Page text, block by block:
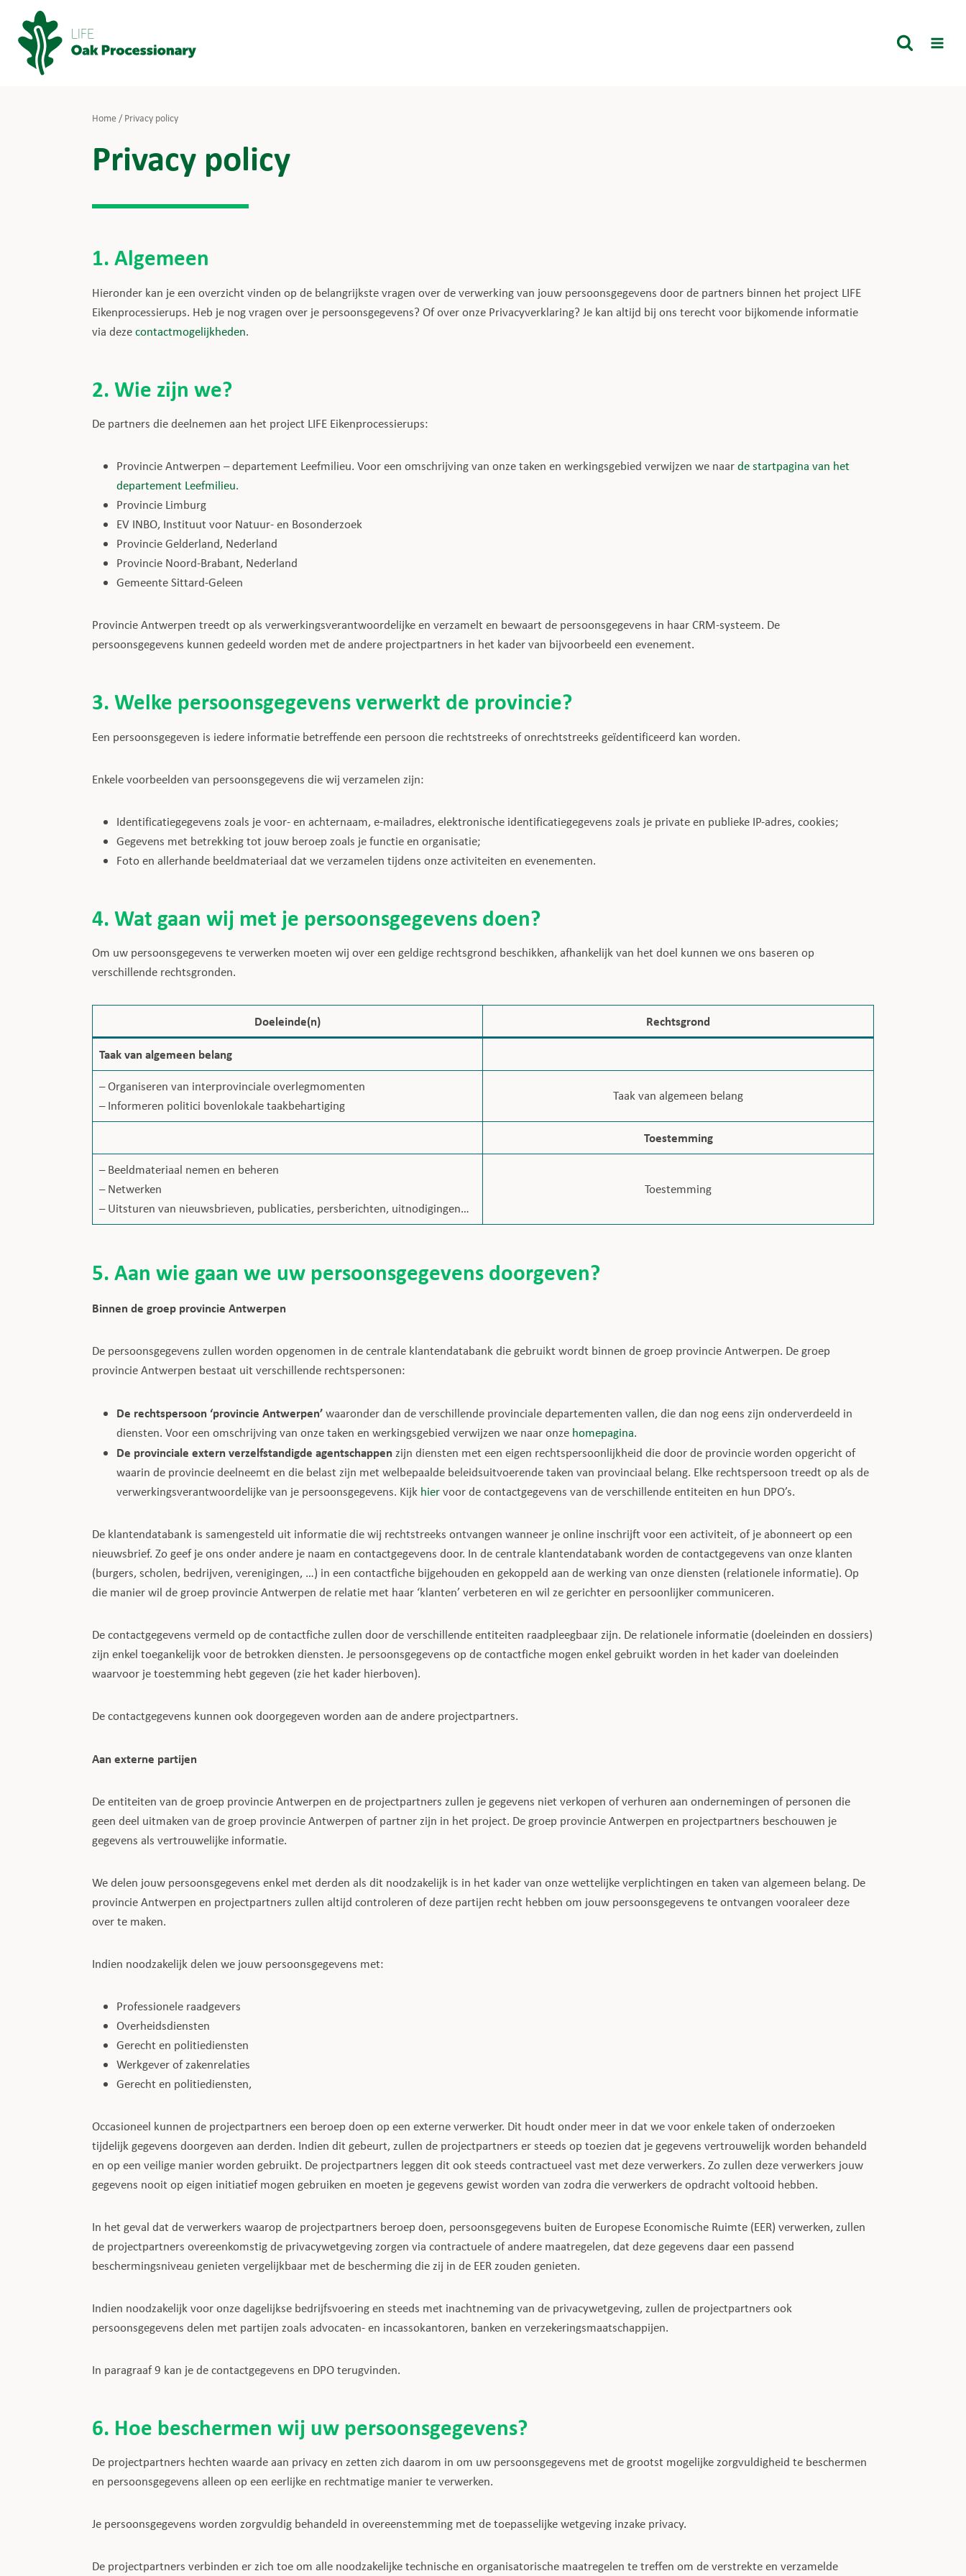
content
Home / Privacy policy
Privacy policy
1. Algemeen
Hieronder kan je een overzicht vinden op de belangrijkste vragen over de verwerking van jouw persoonsgegevens door de partners binnen het project LIFE
Eikenprocessierups. Heb je nog vragen over je persoonsgegevens? Of over onze Privacyverklaring? Je kan altijd bij ons terecht voor bijkomende informatie
via dezecontactmogelijkheden.
2. Wie zijn we?
De partners die deelnemen aan het project LIFE Eikenprocessierups:
Provincie Antwerpen – departement Leefmilieu. Voor een omschrijving van onze taken en werkingsgebied verwijzen we naarde startpagina van het
departement Leefmilieu.
Provincie Limburg
EV INBO, Instituut voor Natuur- en Bosonderzoek
Provincie Gelderland, Nederland
Provincie Noord-Brabant, Nederland
Gemeente Sittard-Geleen
Provincie Antwerpen treedt op als verwerkingsverantwoordelijke en verzamelt en bewaart de persoonsgegevens in haar CRM-systeem. De
persoonsgegevens kunnen gedeeld worden met de andere projectpartners in het kader van bijvoorbeeld een evenement.
3. Welke persoonsgegevens verwerkt de provincie?
Een persoonsgegeven is iedere informatie betreffende een persoon die rechtstreeks of onrechtstreeks geïdentificeerd kan worden.
Enkele voorbeelden van persoonsgegevens die wij verzamelen zijn:
Identificatiegegevens zoals je voor- en achternaam, e-mailadres, elektronische identificatiegegevens zoals je private en publieke IP-adres, cookies;
Gegevens met betrekking tot jouw beroep zoals je functie en organisatie;
Foto en allerhande beeldmateriaal dat we verzamelen tijdens onze activiteiten en evenementen.
4. Wat gaan wij met je persoonsgegevens doen?
Om uw persoonsgegevens te verwerken moeten wij over een geldige rechtsgrond beschikken, afhankelijk van het doel kunnen we ons baseren op
verschillende rechtsgronden.
Doeleinde(n)
Rechtsgrond
Taak van algemeen belang
– Organiseren van interprovinciale overlegmomenten
– Informeren politici bovenlokale taakbehartiging
Taak van algemeen belang
Toestemming
– Beeldmateriaal nemen en beheren
– Netwerken
– Uitsturen van nieuwsbrieven, publicaties, persberichten, uitnodigingen…
Toestemming
5. Aan wie gaan we uw persoonsgegevens doorgeven?
Binnen de groep provincie Antwerpen
De persoonsgegevens zullen worden opgenomen in de centrale klantendatabank die gebruikt wordt binnen de groep provincie Antwerpen. De groep
provincie Antwerpen bestaat uit verschillende rechtspersonen:
De rechtspersoon ‘provincie Antwerpen’waaronder dan de verschillende provinciale departementen vallen, die dan nog eens zijn onderverdeeld in
diensten. Voor een omschrijving van onze taken en werkingsgebied verwijzen we naar onze homepagina.
De provinciale extern verzelfstandigde agentschappen zijn diensten met een eigen rechtspersoonlijkheid die door de provincie worden opgericht of
waarin de provincie deelneemt en die belast zijn met welbepaalde beleidsuitvoerende taken van provinciaal belang. Elke rechtspersoon treedt op als de
verwerkingsverantwoordelijke van je persoonsgegevens. Kijk hiervoor de contactgegevens van de verschillende entiteiten en hun DPO’s.
De klantendatabank is samengesteld uit informatie die wij rechtstreeks ontvangen wanneer je online inschrijft voor een activiteit, of je abonneert op een
nieuwsbrief. Zo geef je ons onder andere je naam en contactgegevens door. In de centrale klantendatabank worden de contactgegevens van onze klanten
(burgers, scholen, bedrijven, verenigingen, …) in een contactfiche bijgehouden en gekoppeld aan de werking van onze diensten (relationele informatie). Op
die manier wil de groep provincie Antwerpen de relatie met haar ‘klanten’ verbeteren en wil ze gerichter en persoonlijker communiceren.
De contactgegevens vermeld op de contactfiche zullen door de verschillende entiteiten raadpleegbaar zijn. De relationele informatie (doeleinden en dossiers)
zijn enkel toegankelijk voor de betrokken diensten. Je persoonsgegevens op de contactfiche mogen enkel gebruikt worden in het kader van doeleinden
waarvoor je toestemming hebt gegeven (zie het kader hierboven).
De contactgegevens kunnen ook doorgegeven worden aan de andere projectpartners.
Aan externe partijen
De entiteiten van de groep provincie Antwerpen en de projectpartners zullen je gegevens niet verkopen of verhuren aan ondernemingen of personen die
geen deel uitmaken van de groep provincie Antwerpen of partner zijn in het project. De groep provincie Antwerpen en projectpartners beschouwen je
gegevens als vertrouwelijke informatie.
We delen jouw persoonsgegevens enkel met derden als dit noodzakelijk is in het kader van onze wettelijke verplichtingen en taken van algemeen belang. De
provincie Antwerpen en projectpartners zullen altijd controleren of deze partijen recht hebben om jouw persoonsgegevens te ontvangen vooraleer deze
over te maken.
Indien noodzakelijk delen we jouw persoonsgegevens met:
Professionele raadgevers
Overheidsdiensten
Gerecht en politiediensten
Werkgever of zakenrelaties
Gerecht en politiediensten,
Occasioneel kunnen de projectpartners een beroep doen op een externe verwerker. Dit houdt onder meer in dat we voor enkele taken of onderzoeken
tijdelijk gegevens doorgeven aan derden. Indien dit gebeurt, zullen de projectpartners er steeds op toezien dat je gegevens vertrouwelijk worden behandeld
en op een veilige manier worden gebruikt. De projectpartners leggen dit ook steeds contractueel vast met deze verwerkers. Zo zullen deze verwerkers jouw
gegevens nooit op eigen initiatief mogen gebruiken en moeten je gegevens gewist worden van zodra die verwerkers de opdracht voltooid hebben.
In het geval dat de verwerkers waarop de projectpartners beroep doen, persoonsgegevens buiten de Europese Economische Ruimte (EER) verwerken, zullen
de projectpartners overeenkomstig de privacywetgeving zorgen via contractuele of andere maatregelen, dat deze gegevens daar een passend
beschermingsniveau genieten vergelijkbaar met de bescherming die zij in de EER zouden genieten.
Indien noodzakelijk voor onze dagelijkse bedrijfsvoering en steeds met inachtneming van de privacywetgeving, zullen de projectpartners ook
persoonsgegevens delen met partijen zoals advocaten- en incassokantoren, banken en verzekeringsmaatschappijen.
In paragraaf 9 kan je de contactgegevens en DPO terugvinden.
6. Hoe beschermen wij uw persoonsgegevens?
De projectpartners hechten waarde aan privacy en zetten zich daarom in om uw persoonsgegevens met de grootst mogelijke zorgvuldigheid te beschermen
en persoonsgegevens alleen op een eerlijke en rechtmatige manier te verwerken.
Je persoonsgegevens worden zorgvuldig behandeld in overeenstemming met de toepasselijke wetgeving inzake privacy.
De projectpartners verbinden er zich toe om alle noodzakelijke technische en organisatorische maatregelen te treffen om de verstrekte en verzamelde